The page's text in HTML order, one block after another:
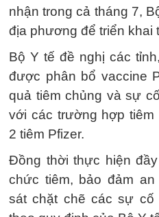
nhận trong cả tháng 7,
địa phương để triển khai
Bộ Y tế đề nghị các
được phân bổ vaccine
quả tiêm chủng và sự
với các trường hợp tiêm
2 tiêm Pfizer.
Đồng thời thực hiện
chức tiêm, bảo đảm an
sát chặt chẽ các sự cố